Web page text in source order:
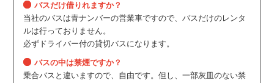
バスだけ借りれますか？
当社のバスは青ナンバーの営業車ですので、バスだけのレンタ
ルは行っておりません。
必ずドライバー付の貸切バスになります。
バスの中は禁煙ですか？
乗合バスと違いますので、自由です。但し、一部灰皿のない禁